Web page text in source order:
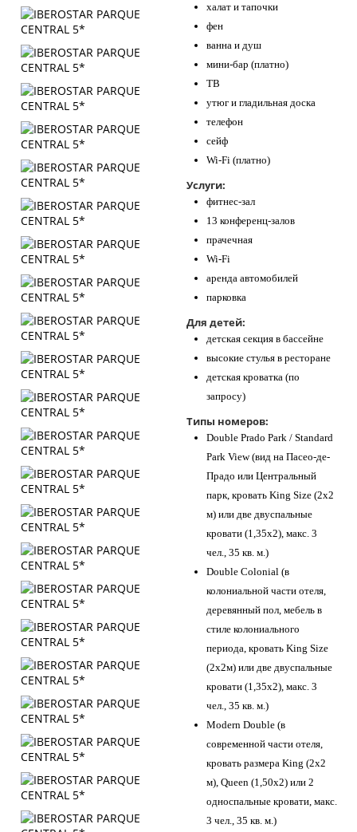
халат и тапочки
фен
ванна и душ
мини-бар (платно)
ТВ
утюг и гладильная доска
телефон
сейф
Wi-Fi (платно)
Услуги:
фитнес-зал
13 конференц-залов
прачечная
Wi-Fi
аренда автомобилей
парковка
Для детей:
детская секция в бассейне
высокие стулья в ресторане
детская кроватка (по
запросу)
Типы номеров:
Double Prado Park / Standard
Park View (вид на Пасео-де-
Прадо или Центральный
парк, кровать King Size (2х2
м) или две двуспальные
кровати (1,35х2), макс. 3
чел., 35 кв. м.)
Double Colonial (в
колониальной части отеля,
деревянный пол, мебель в
стиле колониального
периода, кровать King Size
(2х2м) или две двуспальные
кровати (1,35х2), макс. 3
чел., 35 кв. м.)
Modern Double (в
современной части отеля,
кровать размера King (2x2
м), Queen (1,50x2) или 2
односпальные кровати, макс.
3 чел., 35 кв. м.)